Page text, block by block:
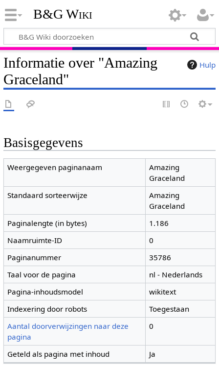
B&G Wiki
Hulp
Informatie over "Amazing
Graceland"
Basisgegevens
Weergegeven paginanaam
Amazing
Graceland
Standaard sorteerwijze
Amazing
Graceland
Paginalengte (in bytes)
1.186
Naamruimte-ID
0
Paginanummer
35786
Taal voor de pagina
nl - Nederlands
Pagina-inhoudsmodel
wikitext
Indexering door robots
Toegestaan
Aantal doorverwijzingen naar deze
pagina
0
Geteld als pagina met inhoud Ja